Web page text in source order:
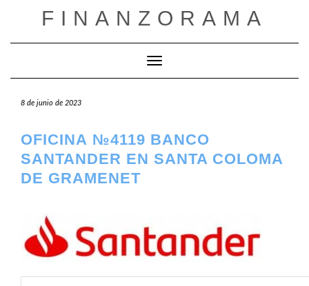
FINANZORAMA
Cambiar modo de navegación
8 de junio de 2023
OFICINA №4119 BANCO
SANTANDER EN SANTA COLOMA
DE GRAMENET